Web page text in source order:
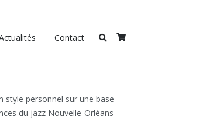
Contact
style personnel sur une base
du jazz Nouvelle-Orléans